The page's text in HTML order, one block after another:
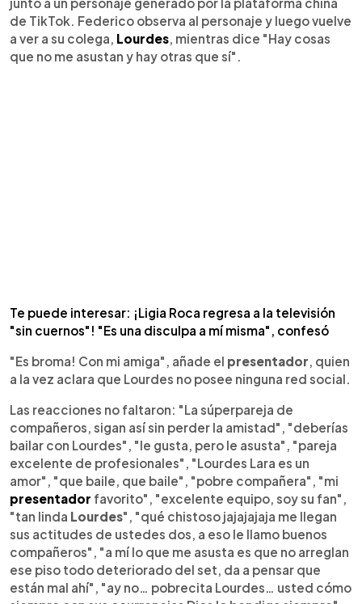
de TikTok. Federico observa al personaje y luego vuelve
a ver a su colega, Lourdes , mientras dice "Hay cosas
que no me asustan y hay otras que sí".
Te puede interesar: ¡Ligia Roca regresa a la televisión
"sin cuernos"! "Es una disculpa a mí misma", confesó
"Es broma! Con mi amiga", añade el presentador , quien
a la vez aclara que Lourdes no posee ninguna red social.
Las reacciones no faltaron: "La súperpareja de
compañeros, sigan así sin perder la amistad", "deberías
bailar con Lourdes", "le gusta, pero le asusta", "pareja
excelente de profesionales", "Lourdes Lara es un
amor", "que baile, que baile", "pobre compañera", "mi
presentador favorito", "excelente equipo, soy su fan",
"tan linda Lourdes", "qué chistoso jajajajaja me llegan
sus actitudes de ustedes dos, a eso le llamo buenos
compañeros", "a mí lo que me asusta es que no arreglan
ese piso todo deteriorado del set, da a pensar que
están mal ahí", "ay no… pobrecita Lourdes… usted cómo